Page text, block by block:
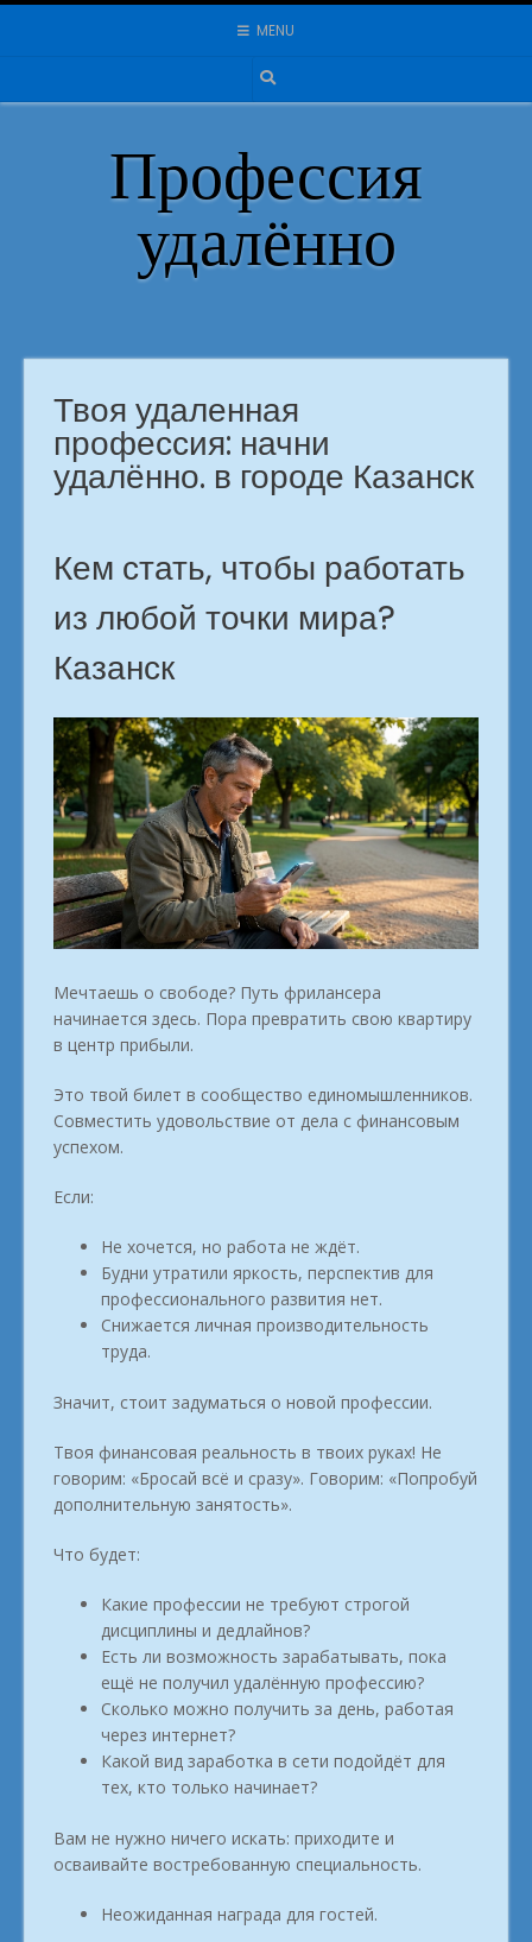
Skip
MENU
Профессия
удалённо
Твоя удаленная
профессия: начни
удалённо. в городе Казанск
Кем стать, чтобы работать
из любой точки мира?
Казанск
Мечтаешь о свободе? Путь фрилансера
начинается здесь. Пора превратить свою квартиру
в центр прибыли.
Это твой билет в сообщество единомышленников.
Совместить удовольствие от дела с финансовым
успехом.
Если:
Не хочется, но работа не ждёт.
Будни утратили яркость, перспектив для
профессионального развития нет.
Снижается личная производительность
труда.
Значит, стоит задуматься о новой профессии.
Твоя финансовая реальность в твоих руках! Не
говорим: «Бросай всё и сразу». Говорим: «Попробуй
дополнительную занятость».
Что будет:
Какие профессии не требуют строгой
дисциплины и дедлайнов?
Есть ли возможность зарабатывать, пока
ещё не получил удалённую профессию?
Сколько можно получить за день, работая
через интернет?
Какой вид заработка в сети подойдёт для
тех, кто только начинает?
Вам не нужно ничего искать: приходите и
осваивайте востребованную специальность.
Неожиданная награда для гостей.